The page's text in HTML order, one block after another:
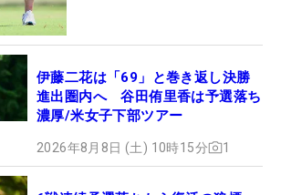
伊藤二花は「69」と巻き返し決勝
進出圏内へ 谷田侑里香は予選落ち
濃厚/米女子下部ツアー
2026年8月8日 (土) 10時15分 1